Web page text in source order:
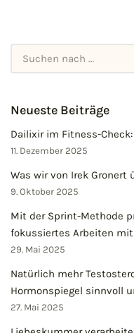
Neueste Beiträge
Dailixir im Fitness-
11. Dezember 2025
Was wir von Irek Gronert
9. Oktober 2025
Mit der Sprint-Methode
fokussiertes Arbeiten mit
29. Mai 2025
Natürlich mehr
Hormonspiegel sinnvoll
27. Mai 2025